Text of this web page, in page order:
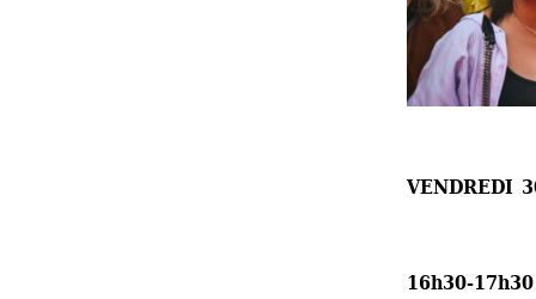
VENDREDI
16h30-